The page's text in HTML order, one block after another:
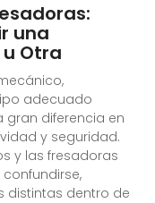
una
Otra
adecuado
diferencia en
y seguridad.
y las fresadoras
distintas dentro de